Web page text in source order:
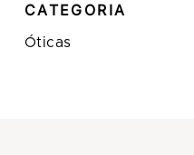
CATEGORIA
Óticas